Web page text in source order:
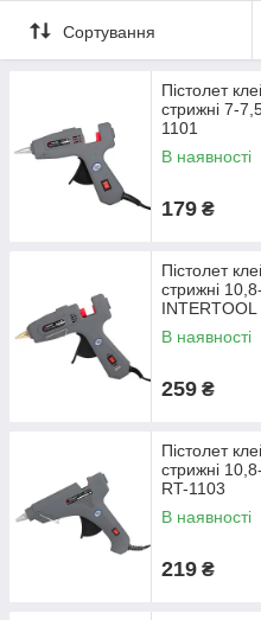
Сортування
Пістолет
стрижні 7-
1101
В наявності
179 ₴
Пістолет
стрижні
INTERTOOL
В наявності
259 ₴
Пістолет
стрижні
RT-1103
В наявності
219 ₴